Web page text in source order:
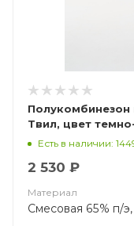
Полукомбинезон
Твил, цвет
Есть в наличии:
2 530 ₽
Материал
Смесовая 65% п/